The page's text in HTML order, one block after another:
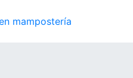
mampostería